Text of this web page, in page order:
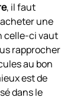
, il faut
une
celle-ci vaut
rapprocher
au bon
est de
dans le